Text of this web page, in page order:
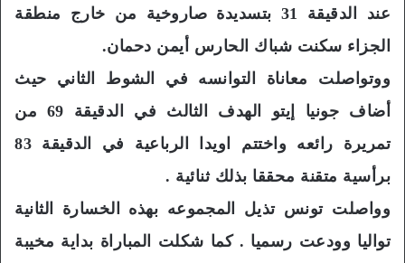
عند الدقيقة 31 بتسديدة صاروخية من خارج منطقة
الجزاء سكنت شباك الحارس أيمن دحمان.
ووتواصلت معاناة التوانسه في الشوط الثاني حيث
أضاف جونيا إيتو الهدف الثالث في الدقيقة 69 من
تمريرة رائعه واختتم اويدا الرباعية في الدقيقة 83
برأسية متقنة محققا بذلك ثنائية .
وواصلت تونس تذيل المجموعه بهذه الخسارة الثانية
تواليا وودعت رسميا . كما شكلت المباراة بداية مخيبة